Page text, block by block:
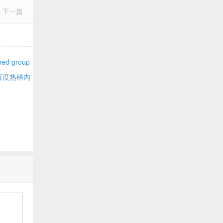
下一篇
group
热榜内